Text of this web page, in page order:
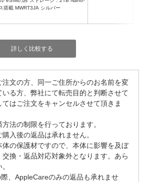
搭載 MWRT3JA シルバー
詳しく比較する
文の方、同一ご住所からのお名前を変
いる方、弊社にて転売目的と判断させて
はご注文をキャンセルさせて頂きま
法の制限を行っております。
入後の返品は承れません。
の保護材ですので、本体に影響を及ぼ
換・返品対応対象外となります。あら
、AppleCareのみの返品も承れませ